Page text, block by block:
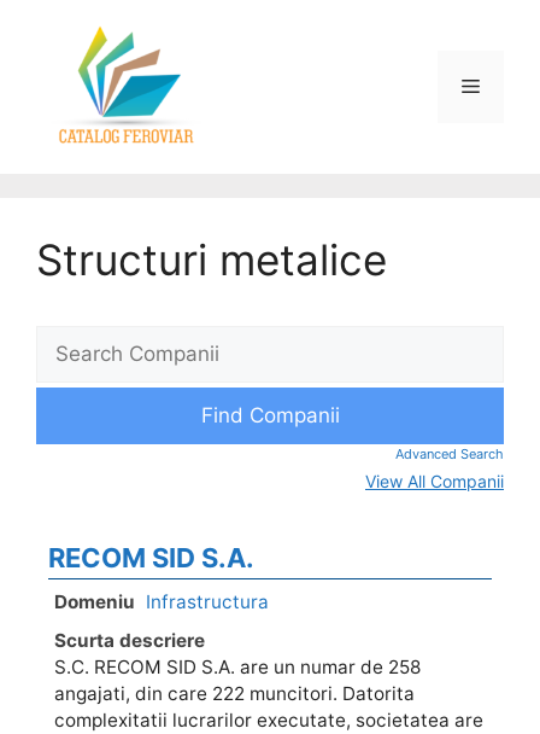
Structuri metalice
Advanced Search
View All Companii
RECOM SID S.A.
Domeniu Infrastructura
Scurta descriere
S.C. RECOM SID S.A. are un numar de 258
angajati, din care 222 muncitori. Datorita
complexitatii lucrarilor executate, societatea are